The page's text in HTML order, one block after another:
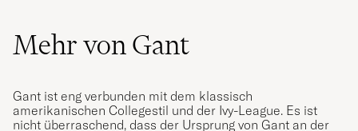
Mehr von Gant
Gant ist eng verbunden mit dem klassisch
amerikanischen Collegestil und der Ivy-League. Es ist
nicht überraschend, dass der Ursprung von Gant an der